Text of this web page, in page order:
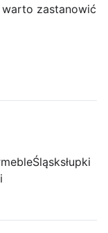
zastanowić
mebleŚląsksłupki